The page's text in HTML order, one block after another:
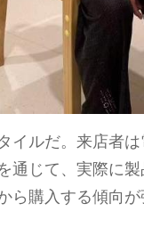
ルだ。来店者
通じて、実際に
ら購入する傾向